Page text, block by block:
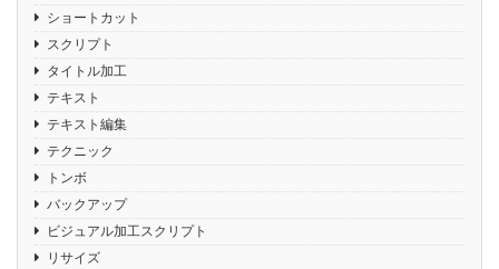
ショートカット
スクリプト
タイトル加工
テキスト
テキスト編集
テクニック
トンボ
バックアップ
ビジュアル加工スクリプト
リサイズ